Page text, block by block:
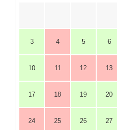
3 4 5 6
10 11 12 13
17 18 19 20
24 25 26 27